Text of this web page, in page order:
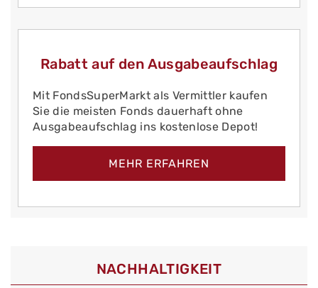
Rabatt auf den Ausgabeaufschlag
Mit FondsSuperMarkt als Vermittler kaufen
Sie die meisten Fonds dauerhaft ohne
Ausgabeaufschlag ins kostenlose Depot!
MEHR ERFAHREN
NACHHALTIGKEIT